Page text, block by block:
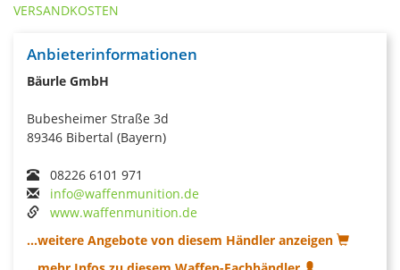
VERSANDKOSTEN
Anbieterinformationen
Bäurle GmbH
Bubesheimer Straße 3d
89346 Bibertal (Bayern)
08226 6101 971
info@waffenmunition.de
www.waffenmunition.de
...weitere Angebote von diesem Händler anzeigen